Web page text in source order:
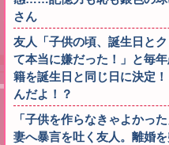
さん
友人「子供の頃、誕生日と
て本当に嫌だった！」と毎
籍を誕生日と同じ日に決定
んだよ！？
「子供を作らなきゃよかっ
妻へ暴言を吐く友人。離婚